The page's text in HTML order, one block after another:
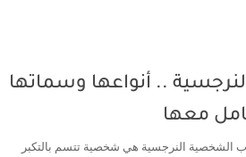
.. أنواعها وسماتها
معها
الشخصية النرجسية هي شخصية تتسم بالتكبر